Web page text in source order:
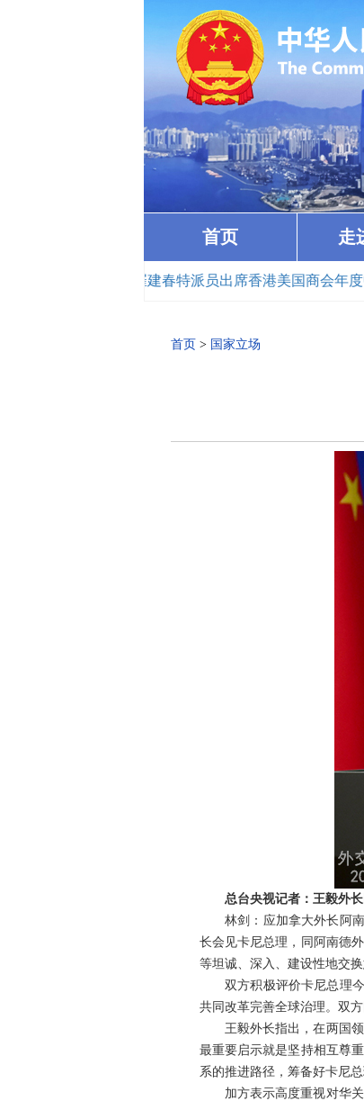
首页 走
· 崔建春特派员出席香港美国商会年度中国会议（
首页 > 国家立场
总台央视记者：王毅外
林剑：应加拿大外长阿
长会见卡尼总理，同阿南德
等坦诚、深入、建设性地交
双方积极评价卡尼总理
共同改革完善全球治理。双
王毅外长指出，在两国
最重要启示就是坚持相互尊
系的推进路径，筹备好卡尼
加方表示高度重视对华